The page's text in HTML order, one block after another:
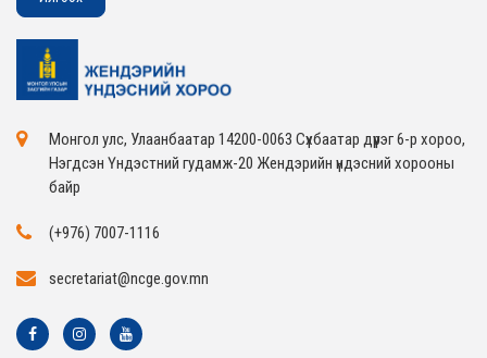
Монгол улс, Улаанбаатар 14200-0063 Сүхбаатар дүүрэг 6-р хороо,
Нэгдсэн Үндэстний гудамж-20 Жендэрийн үндэсний хорооны
байр
(+976) 7007-1116
secretariat@ncge.gov.mn